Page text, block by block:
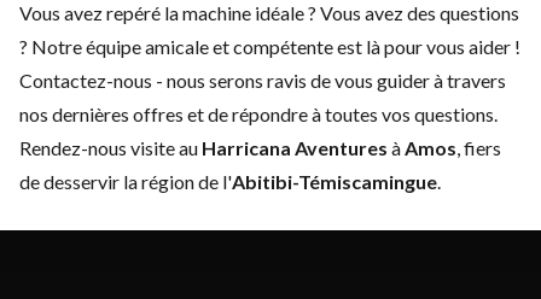
Vous avez repéré la machine idéale ? Vous avez des questions
? Notre équipe amicale et compétente est là pour vous aider !
Contactez-nous - nous serons ravis de vous guider à travers
nos dernières offres et de répondre à toutes vos questions.
Rendez-nous visite au Harricana Aventures àAmos, fiers
de desservir la région de l'Abitibi-Témiscamingue.